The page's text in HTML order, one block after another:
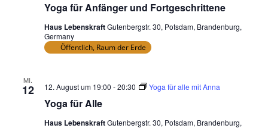
Yoga für Anfänger und Fortgeschrittene
Haus LebenskraftGutenbergstr. 30, Potsdam, Brandenburg,
Germany
Öffentlich, Raum der Erde
MI.
12
Yoga für Alle
12. August um 19:00 -20:30 Yoga für alle mit Anna
Haus LebenskraftGutenbergstr. 30, Potsdam, Brandenburg,